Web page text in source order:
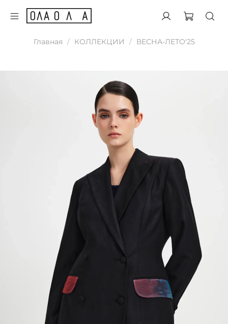
Главная КОЛЛЕКЦИИ ВЕСНА-ЛЕТО'25